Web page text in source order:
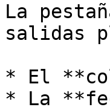
La
salidas
* El
* La